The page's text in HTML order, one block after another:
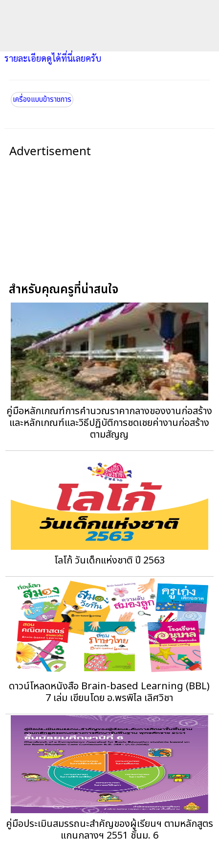
รายละเอียดดูได้ที่นี่เลยครับ
เครื่องแบบข้าราชการ
Advertisement
สำหรับคุณครูที่น่าสนใจ
คู่มือหลักเกณฑ์การคำนวณราคากลางของงานก่อสร้าง
และหลักเกณฑ์และวิธีปฏิบัติการชดเชยค่างานก่อสร้าง
ตามสัญญ
โลโก้ วันเด็กแห่งชาติ ปี 2563
ดาวน์โหลดหนังสือ Brain-based Learning (BBL)
7 เล่ม เขียนโดย อ.พรพิไล เลิศวิชา
คู่มือประเมินสมรรถนะสำคัญของผู้เรียนฯ ตามหลักสูตร
แกนกลางฯ 2551 ชั้นม. 6